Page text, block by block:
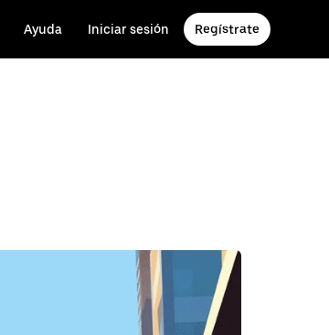
Ayuda Iniciar sesión Regístrate